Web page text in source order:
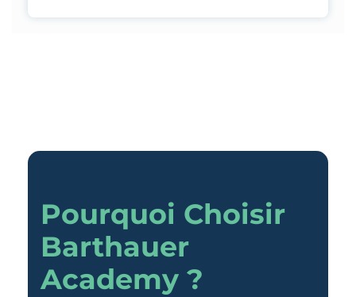
Pourquoi Choisir
Barthauer
Academy ?